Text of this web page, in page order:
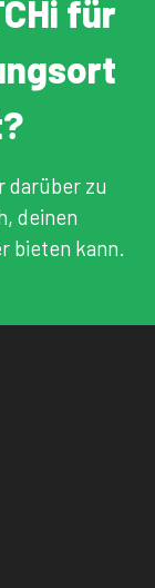
für
darüber zu
deinen
bieten kann.